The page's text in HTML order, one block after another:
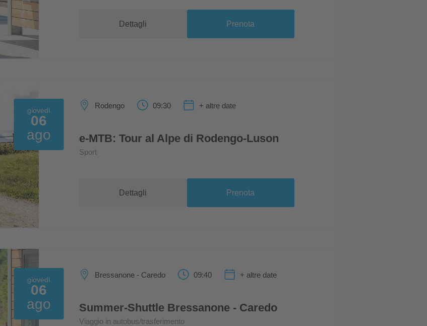
Dettagli Prenota
giovedì
06
ago
Rodengo 09:30 + altre date
e-MTB: Tour al Alpe di Rodengo-Luson
Sport
Dettagli Prenota
giovedì
06
ago
Bressanone - Caredo 09:40 + altre date
Summer-Shuttle Bressanone - Caredo
Viaggio in autobus/trasferimento